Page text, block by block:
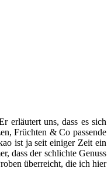
erläutert uns, dass es sich
Früchten & Co passende
ist ja seit einiger Zeit ein
dass der schlichte Genuss
überreicht, die ich hier